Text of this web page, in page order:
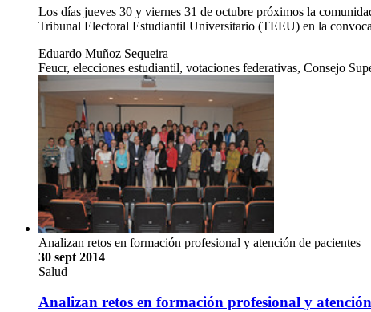
Los días jueves 30 y viernes 31 de octubre próximos la
Tribunal Electoral Estudiantil Universitario (TEEU) en la
Eduardo Muñoz Sequeira
Feucr, elecciones estudiantil, votaciones federativas, Consejo
Analizan retos en formación profesional y atención de pacientes
30 sept 2014
Salud
Analizan retos en formación profesional y